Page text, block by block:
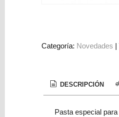
DECORACION
Marcas
Categoría: Novedades |
DESCRIPCIÓN
Pasta especial